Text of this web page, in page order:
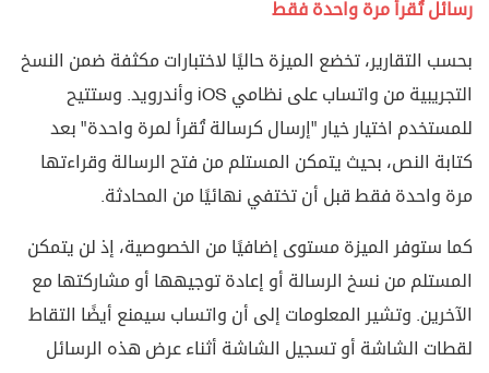
رسائل تُقرأ مرة واحدة فقط
بحسب التقارير، تخضع الميزة حاليًا لاختبارات مكثفة ضمن النسخ
التجريبية من واتساب على نظامي iOS وأندرويد. وستتيح
للمستخدم اختيار خيار "إرسال كرسالة تُقرأ لمرة واحدة" بعد
كتابة النص، بحيث يتمكن المستلم من فتح الرسالة وقراءتها
مرة واحدة فقط قبل أن تختفي نهائيًا من المحادثة.
كما ستوفر الميزة مستوى إضافيًا من الخصوصية، إذ لن يتمكن
المستلم من نسخ الرسالة أو إعادة توجيهها أو مشاركتها مع
الآخرين. وتشير المعلومات إلى أن واتساب سيمنع أيضًا التقاط
لقطات الشاشة أو تسجيل الشاشة أثناء عرض هذه الرسائل